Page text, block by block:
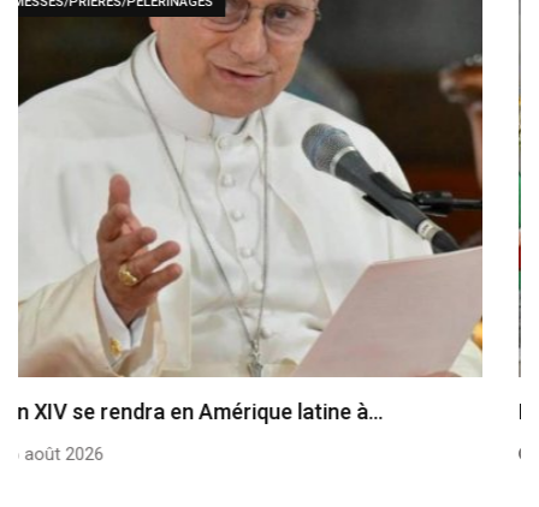
Le cardinal Parolin au Guatemala
6 août 2026